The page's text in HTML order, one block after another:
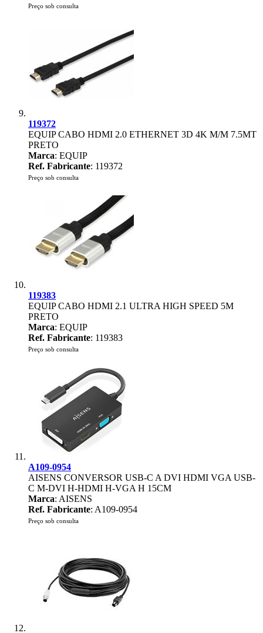
Preço sob consulta
119372
EQUIP CABO HDMI 2.0 ETHERNET 3D 4K M/M 7.5MT
PRETO
Marca: EQUIP
Ref. Fabricante: 119372
Preço sob consulta
119383
EQUIP CABO HDMI 2.1 ULTRA HIGH SPEED 5M
PRETO
Marca: EQUIP
Ref. Fabricante: 119383
Preço sob consulta
A109-0954
AISENS CONVERSOR USB-C A DVI HDMI VGA USB-
C M-DVI H-HDMI H-VGA H 15CM
Marca: AISENS
Ref. Fabricante: A109-0954
Preço sob consulta